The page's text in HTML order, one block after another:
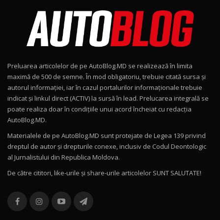
15:08
Noul Geely EX2 / Test Drive AutoBlog.MD
15:22
Mercedes-AMG E 53 HYBRID 4MATIC+ / Test
Drive AutoBlog.MD
16:27
11
Noul Volvo ES90 / Test Drive AutoBlog.MD
12
Noul MG HS / Test Drive AutoBlog.MD
16:48
13
combină aventura cu luxul / AutoBlog.MD
36:08
Preluarea articolelor de pe AutoBlog.MD se realizează în limita
maximă de 500 de semne. În mod obligatoriu, trebuie citată sursa și
autorul informației, iar în cazul portalurilor informaționale trebuie
indicat și linkul direct (ACTIV) la sursă în lead. Prelucarea integrală se
poate realiza doar în condițiile unui acord încheiat cu redacţia
AutoBlog.MD.
Materialele de pe AutoBlog.MD sunt protejate de Legea 139 privind
dreptul de autor și drepturile conexe, inclusiv de Codul Deontologic
al Jurnalistului din Republica Moldova.
De către cititori, like-urile şi share-urile articolelor SUNT SALUTATE!